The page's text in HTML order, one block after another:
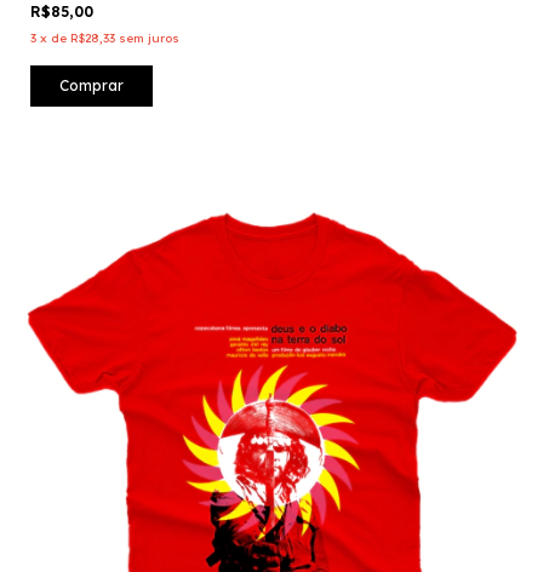
R$85,00
3 x de R$28,33 sem juros
Comprar